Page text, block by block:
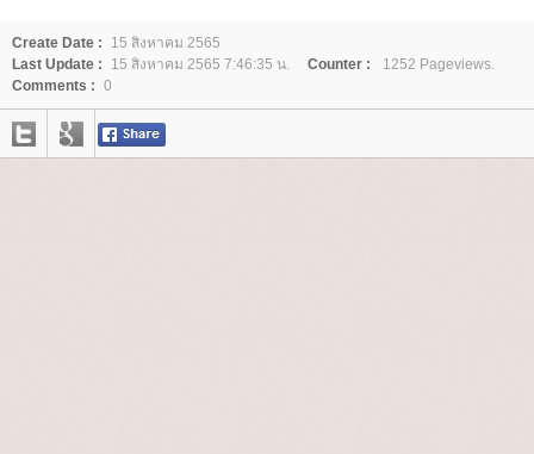
Create Date :
15 สิงหาคม 2565
Last Update :
15 สิงหาคม 2565 7:46:35 น. Counter :
1252 Pageviews.
Comments : 0